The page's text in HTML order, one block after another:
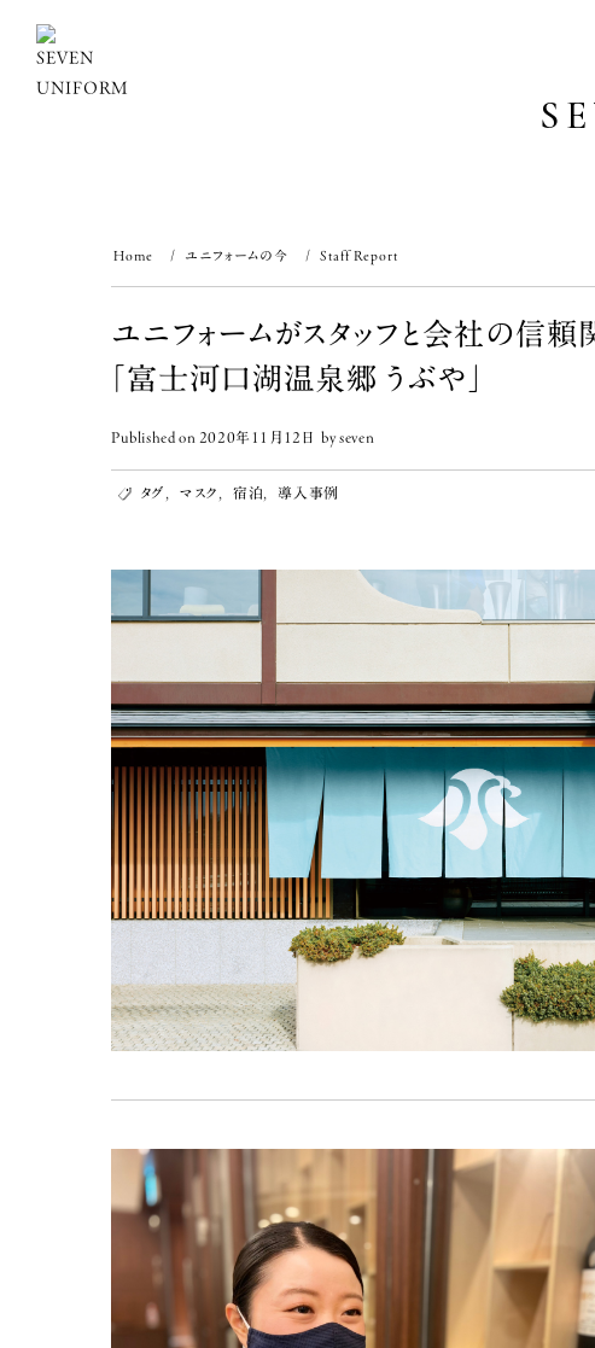
Home ユニフォームの今 Staff Report
ユニフォームがスタッフと会社の信頼
「富士河口湖温泉郷 うぶや」
Published on 2020年11月12日 byseven
タグ マスク 宿泊 導入事例